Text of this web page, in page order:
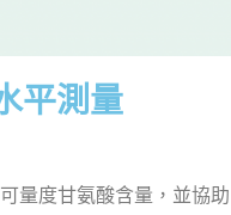
平測量
量度甘氨酸含量，並協助